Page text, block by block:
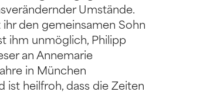
Umstände.
den gemeinsamen Sohn
ihm unmöglich, Philipp
an Annemarie
in München
ist heilfroh, dass die Zeiten